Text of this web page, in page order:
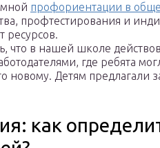
профориентации в
профтестирования и
ресурсов.
что в нашей школе
где ребята
новому. Детям предлагали
как